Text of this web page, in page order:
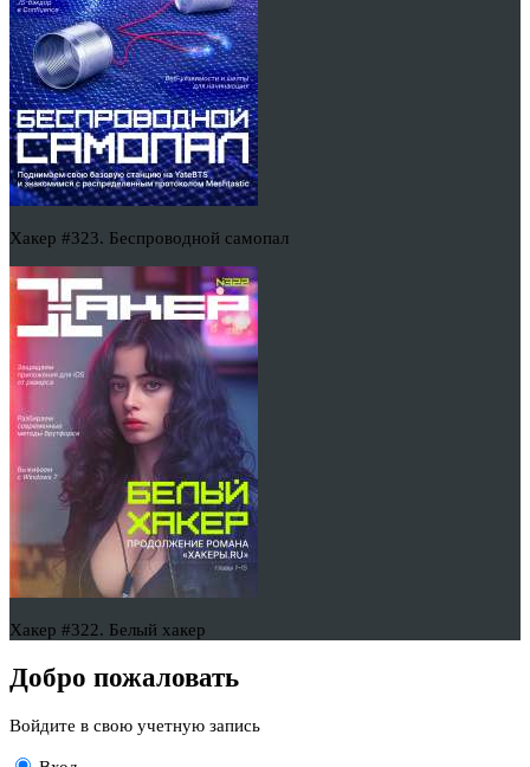
Хакер #323. Беспроводной самопал
Хакер #322. Белый хакер
Добро пожаловать
Войдите в свою учетную запись